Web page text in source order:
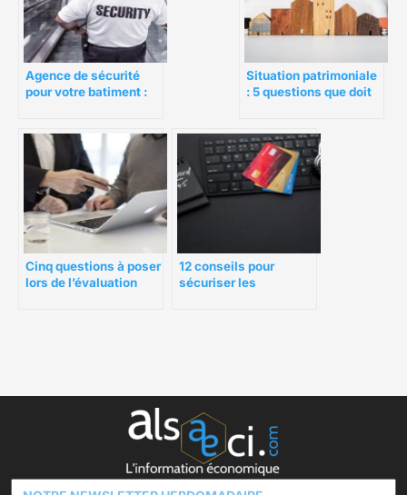
Agence de sécurité
pour votre batiment :
Situation patrimoniale
: 5 questions que doit
Cinq questions à poser
lors de l’évaluation
12 conseils pour
sécuriser les